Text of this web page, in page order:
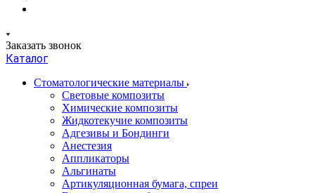
Заказать звонок
Каталог
Стоматологические материалы
Световые композиты
Химические композиты
Жидкотекучие композиты
Адгезивы и Бондинги
Анестезия
Аппликаторы
Альгинаты
Артикуляционная бумага, спреи